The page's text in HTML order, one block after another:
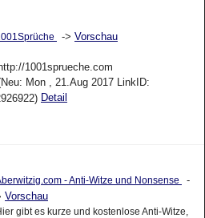
-> Vorschau
http://1001sprueche.com
Mon , 21.Aug 2017 LinkID:
Detail
- Anti-Witze und Nonsense -
Vorschau
gibt es kurze und kostenlose Anti-Witze,